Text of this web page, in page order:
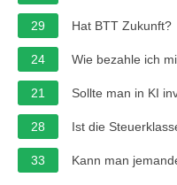
29 Hat BTT Zukunft?
24 Wie bezahle ich
21 Sollte man in KI
28 Ist die
33 Kann man